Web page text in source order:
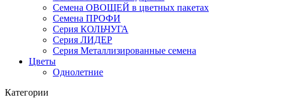
Семена ОВОЩЕЙ в цветных пакетах
Семена ПРОФИ
Серия КОЛЬЧУГА
Серия ЛИДЕР
Серия Металлизированные семена
Цветы
Однолетние
Категории